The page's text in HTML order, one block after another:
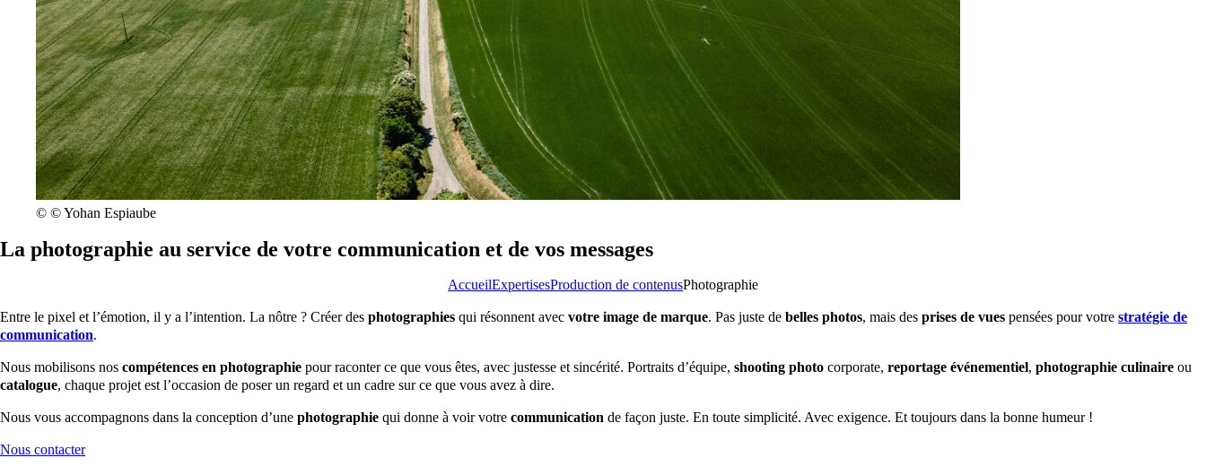
© © Yohan Espiaube
La photographie au service de votre communication et de vos messages
AccueilExpertisesProduction de contenusPhotographie
Entre le pixel et l’émotion, il y a l’intention. La nôtre ? Créer des photographies qui résonnent avec votre image de marque. Pas juste de belles photos, mais des prises de vues pensées pour votre stratégie de
communication.
Nous mobilisons nos compétences en photographie pour raconter ce que vous êtes, avec justesse et sincérité. Portraits d’équipe, shooting photo corporate, reportage événementiel, photographie culinaire ou
catalogue, chaque projet est l’occasion de poser un regard et un cadre sur ce que vous avez à dire.
Nous vous accompagnons dans la conception d’une photographie qui donne à voir votre communication de façon juste. En toute simplicité. Avec exigence. Et toujours dans la bonne humeur !
Nous contacter